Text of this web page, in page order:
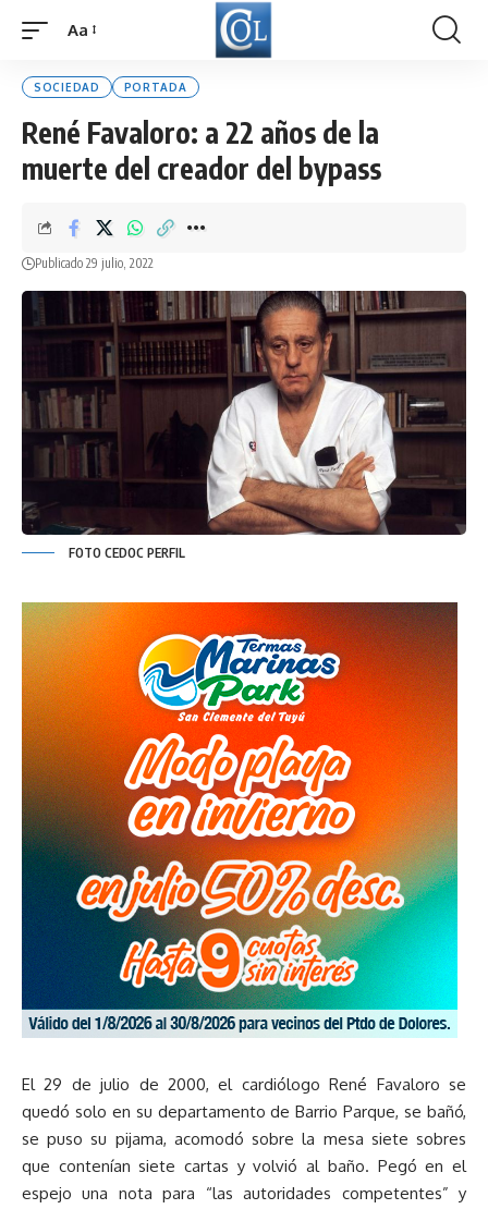
Font
Aa
SOCIEDAD PORTADA
René Favaloro: a 22 años de la
muerte del creador del bypass
Publicado 29 julio, 2022
FOTO CEDOC PERFIL
El 29 de julio de 2000, el cardiólogo René Favaloro se
quedó solo en su departamento de Barrio Parque, se bañó,
se puso su pijama, acomodó sobre la mesa siete sobres
que contenían siete cartas y volvió al baño. Pegó en el
espejo una nota para “las autoridades competentes” y